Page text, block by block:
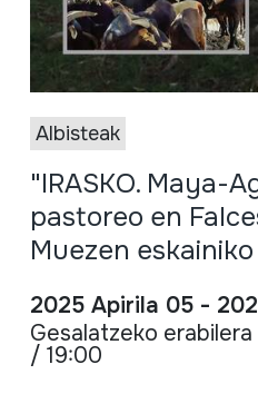
Albisteak
"IRASKO. Maya-
pastoreo en
Muezen
2025 Apirila 05 -
Gesalatzeko
/ 19:00